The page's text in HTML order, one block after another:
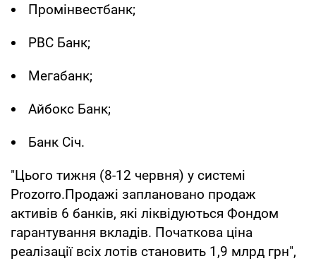
Промінвестбанк;
РВС Банк;
Мегабанк;
Айбокс Банк;
Банк Січ.
"Цього тижня (8-12 червня) у системі
Prozorro.Продажі заплановано продаж
активів 6 банків, які ліквідуються Фондом
гарантування вкладів. Початкова ціна
реалізації всіх лотів становить 1,9 млрд грн",